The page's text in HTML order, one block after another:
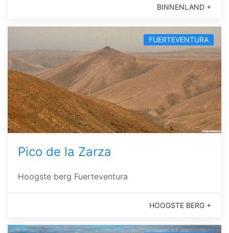
BINNENLAND +
FUERTEVENTURA
Pico de la Zarza
Hoogste berg Fuerteventura
HOOGSTE BERG +